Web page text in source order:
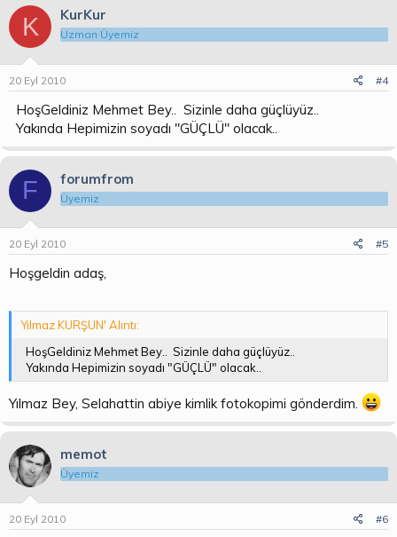
K KurKur
Uzman Üyemiz
20 Eyl 2010 #4
HoşGeldiniz Mehmet Bey.. Sizinle daha güçlüyüz..
Yakında Hepimizin soyadı "GÜÇLÜ" olacak..
F forumfrom
Üyemiz
20 Eyl 2010 #5
Hoşgeldin adaş,
Yılmaz KURŞUN' Alıntı:
HoşGeldiniz Mehmet Bey.. Sizinle daha güçlüyüz..
Yakında Hepimizin soyadı "GÜÇLÜ" olacak..
Yılmaz Bey, Selahattin abiye kimlik fotokopimi gönderdim.
memot
Üyemiz
20 Eyl 2010 #6